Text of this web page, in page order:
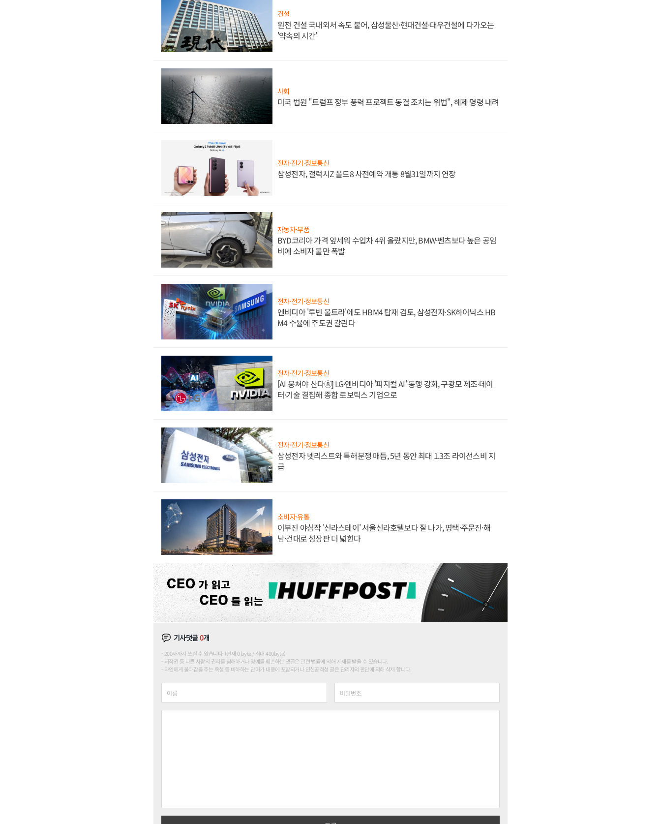
건설
원전 건설 국내외서 속도 붙어, 삼성물산·현대건설·대우건설에 다가오는
'약속의 시간'
사회
미국 법원 "트럼프 정부 풍력 프로젝트 동결 조치는 위법", 해제 명령 내려
전자·전기·정보통신
삼성전자, 갤럭시Z 폴드8 사전예약 개통 8월31일까지 연장
자동차·부품
BYD코리아 가격 앞세워 수입차 4위 올랐지만, BMW·벤츠보다 높은 공임
비에 소비자 불만 폭발
전자·전기·정보통신
엔비디아 '루빈 울트라'에도 HBM4 탑재 검토, 삼성전자·SK하이닉스 HB
M4 수율에 주도권 갈린다
전자·전기·정보통신
[AI 뭉쳐야 산다⑧] LG·엔비디아 '피지컬 AI' 동맹 강화, 구광모 제조·데이
터·기술 결집해 종합 로보틱스 기업으로
전자·전기·정보통신
삼성전자 넷리스트와 특허분쟁 매듭, 5년 동안 최대 1.3조 라이선스비 지
급
소비자·유통
이부진 야심작 '신라스테이' 서울신라호텔보다 잘 나가, 평택·주문진·해
남·건대로 성장판 더 넓힌다
기사댓글0개
200자까지 쓰실 수 있습니다. (현재 0 byte / 최대 400byte)
저작권 등 다른 사람의 권리를 침해하거나 명예를 훼손하는 댓글은 관련 법률에 의해 제재를 받을 수 있습니다.
타인에게 불쾌감을 주는 욕설 등 비하하는 단어가 내용에 포함되거나 인신공격성 글은 관리자의 판단에 의해 삭제 합니다.